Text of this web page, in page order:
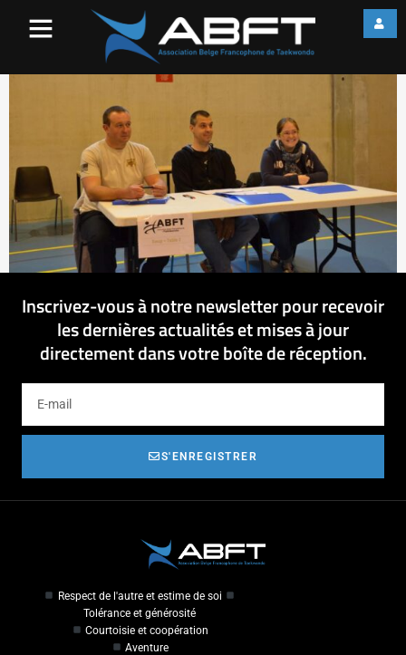
Inscrivez-vous à notre newsletter pour recevoir
les dernières actualités et mises à jour
directement dans votre boîte de réception.
S'ENREGISTRER
Respect de l'autre et estime de soi
Tolérance et générosité
Courtoisie et coopération
Aventure